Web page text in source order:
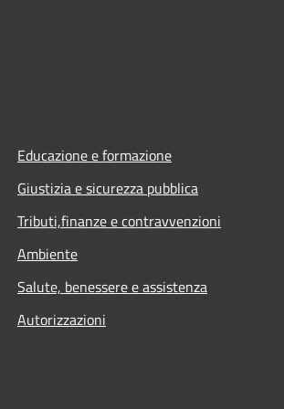
Educazione e formazione
Giustizia e sicurezza pubblica
Tributi,finanze e contravvenzioni
Ambiente
Salute, benessere e assistenza
Autorizzazioni